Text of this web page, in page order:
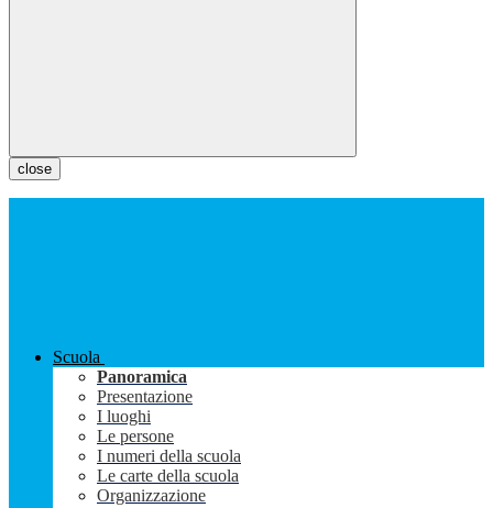
close
Scuola
Panoramica
Presentazione
I luoghi
Le persone
I numeri della scuola
Le carte della scuola
Organizzazione